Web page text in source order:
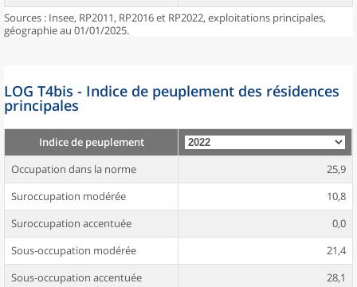
Sources : Insee, RP2011, RP2016 et RP2022, exploitations principales,
géographie au 01/01/2025.
LOG T4bis - Indice de peuplement des résidences
principales
Indice de peuplement
Occupation dans la norme
25,9
Suroccupation modérée
10,8
Suroccupation accentuée
0,0
Sous-occupation modérée
21,4
Sous-occupation accentuée
28,1